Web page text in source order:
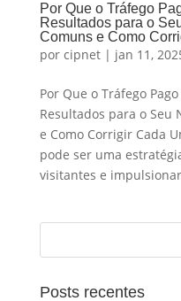
Por Que o Tráfego
Resultados para o
Comuns e Como
por cipnet| jan 11,
Por Que o Tráfego
Resultados para o Seu
e Como Corrigir Cada
pode ser uma
visitantes e
Posts recentes